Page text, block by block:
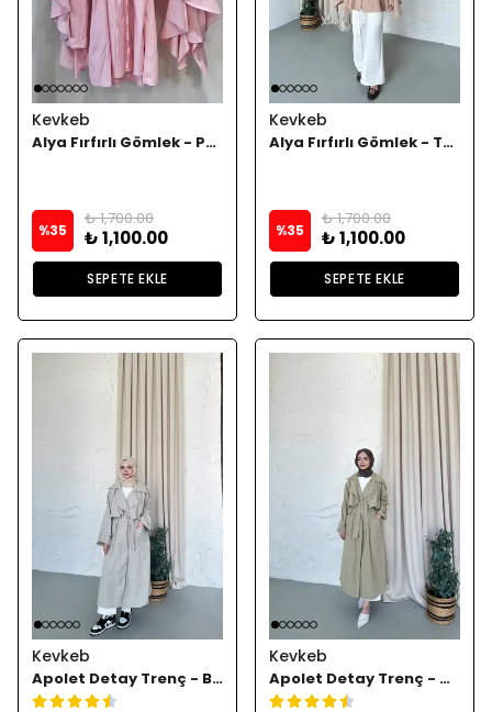
Kevkeb
Alya Fırfırlı Gömlek - Pembee
%35
₺ 1,700.00
₺ 1,100.00
SEPETE EKLE
Kevkeb
Alya Fırfırlı Gömlek - Taba
%35
₺ 1,700.00
₺ 1,100.00
SEPETE EKLE
Kevkeb
Apolet Detay Trenç - Bej
Kevkeb
Apolet Detay Trenç - Çağla